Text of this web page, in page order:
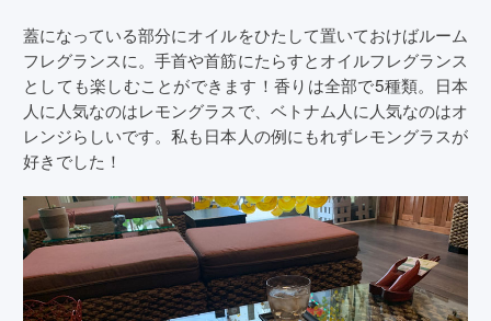
蓋になっている部分にオイルをひたして置いておけばルーム
フレグランスに。手首や首筋にたらすとオイルフレグランス
としても楽しむことができます！香りは全部で5種類。日本
人に人気なのはレモングラスで、ベトナム人に人気なのはオ
レンジらしいです。私も日本人の例にもれずレモングラスが
好きでした！